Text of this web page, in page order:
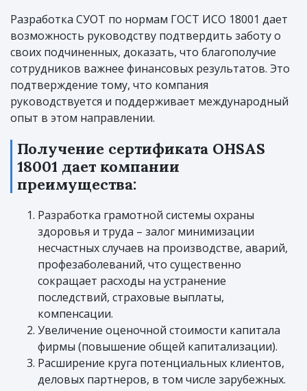
Разработка СУОТ по нормам ГОСТ ИСО 18001 дает
возможность руководству подтвердить заботу о
своих подчиненных, доказать, что благополучие
сотрудников важнее финансовых результатов. Это
подтверждение тому, что компания
руководствуется и поддерживает международный
опыт в этом направлении.
Получение сертификата OHSAS
18001 дает компании
преимущества:
Разработка грамотной системы охраны
здоровья и труда – залог минимизации
несчастных случаев на производстве, аварий,
профезаболеваний, что существенно
сокращает расходы на устранение
последствий, страховые выплаты,
компенсации.
Увеличение оценочной стоимости капитала
фирмы (повышение общей капитализации).
Расширение круга потенциальных клиентов,
деловых партнеров, в том числе зарубежных.